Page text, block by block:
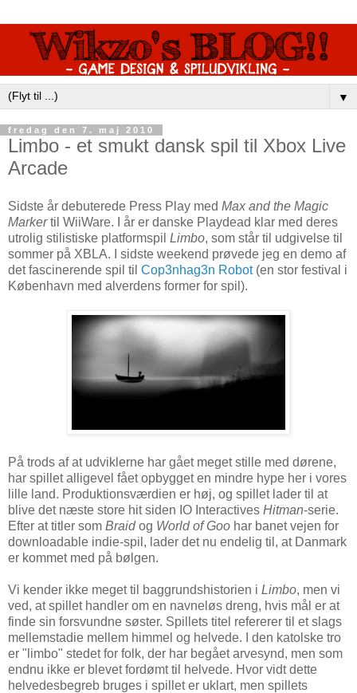
▼
fredag den 7. maj 2010
Limbo - et smukt dansk spil til Xbox Live
Arcade
Sidste år debuterede Press Play med Max and the Magic
Markertil WiiWare. I år er danske Playdead klar med deres
utrolig stilistiske platformspil Limbo, som står til udgivelse til
sommer på XBLA. I sidste weekend prøvede jeg en demo af
det fascinerende spil til Cop3nhag3n Robot(en stor festival i
København med alverdens former for spil).
På trods af at udviklerne har gået meget stille med dørene,
har spillet alligevel fået opbygget en mindre hype her i vores
lille land. Produktionsværdien er høj, og spillet lader til at
blive det næste store hit siden IO Interactives Hitman-serie.
Efter at titler som Braidog World of Goo har banet vejen for
downloadable indie-spil, lader det nu endelig til, at Danmark
er kommet med på bølgen.
Vi kender ikke meget til baggrundshistorien i Limbo, men vi
ved, at spillet handler om en navneløs dreng, hvis mål er at
finde sin forsvundne søster. Spillets titel refererer til et slags
mellemstadie mellem himmel og helvede. I den katolske tro
er "limbo" stedet for folk, der har begået arvesynd, men som
endnu ikke er blevet fordømt til helvede. Hvor vidt dette
helvedesbegreb bruges i spillet er uklart, men spillets